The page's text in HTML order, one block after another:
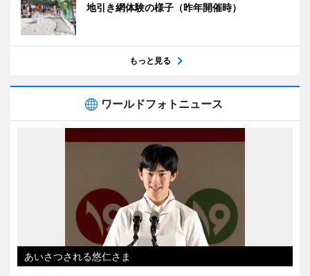
地引き網体験の様子（昨年開催時）
もっと見る
ワールドフォトニュース
あいさつされる悠仁さま